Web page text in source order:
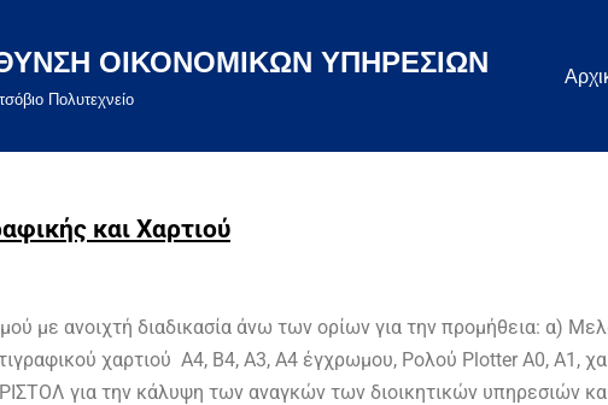
ΟΙΚΟΝΟΜΙΚΩΝ ΥΠΗΡΕΣΙΩΝ
Πολυτεχνείο
και Χαρτιού
με ανοιχτή διαδικασία άνω των ορίων για την προμήθεια: α)
χαρτιού Α4, Β4, Α3, Α4 έγχρωμου, Ρολού Plotter A0, A1,
για την κάλυψη των αναγκών των διοικητικών υπηρεσιών